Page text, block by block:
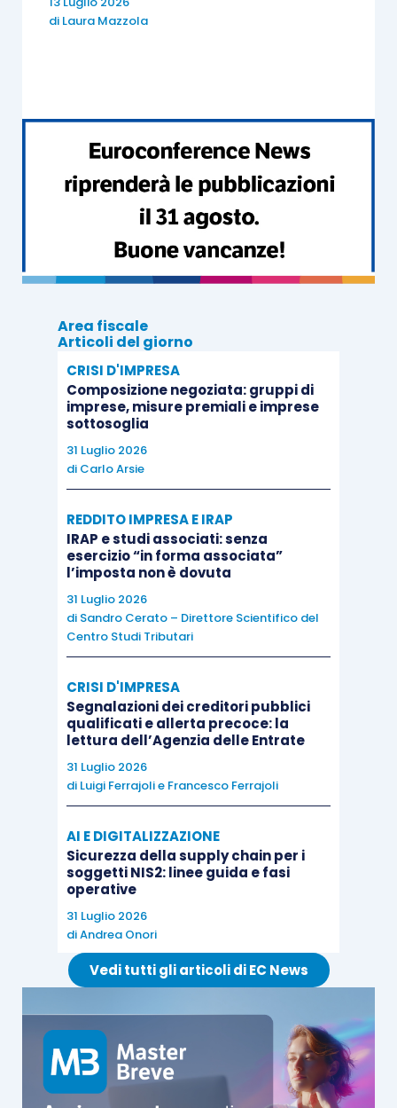
contabilità ordinaria
successivoe mai dall’anno in corso. D’altro
canto, lo stesso valenell’ipotesi opposta
in caso di non superamento della soglia dei ricavi,
regime di contabilità ordinaria al regime di
contabilità semplificata dall’anno successivo
rispetto a quello di riferimento.
di Laura Mazzola
Area fiscale
Articoli del giorno
CRISI D'IMPRESA
Composizione negoziata: gruppi di
imprese, misure premiali e imprese
sottosoglia
31 Luglio 2026
di Carlo Arsie
REDDITO IMPRESA E IRAP
IRAP e studi associati: senza
esercizio “in forma associata”
l’imposta non è dovuta
31 Luglio 2026
di Sandro Cerato – Direttore Scientifico del
Centro Studi Tributari
CRISI D'IMPRESA
Segnalazioni dei creditori pubblici
qualificati e allerta precoce: la
lettura dell’Agenzia delle Entrate
31 Luglio 2026
di Luigi Ferrajolie Francesco Ferrajoli
AI E DIGITALIZZAZIONE
Sicurezza della supply chain per i
soggetti NIS2: linee guida e fasi
operative
31 Luglio 2026
diAndrea Onori
Vedi tutti gli articoli di EC News